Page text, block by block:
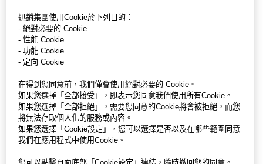
迅銷集團使用Cookie於下列目的：
- 絕對必要的 Cookie
- 性能 Cookie
- 功能 Cookie
- 定向 Cookie
在得到您同意前，我們僅會使用絕對必要的 Cookie。
如果您選擇「全部接受」，即表示您同意我們使用所有Cookie。
如果您選擇「全部拒絕」，需要您同意的Cookie將會被拒絕，而您
將無法存取個人化的服務或內容。
如果您選擇「Cookie設定」，您可以選擇是否以及在哪些範圍同意
我們在應用程式中使用Cookie。